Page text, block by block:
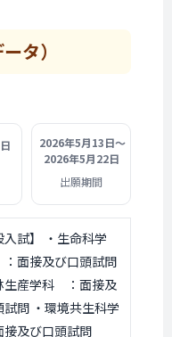
タ）
2026年5月13日〜
2026年5月22日
出願期間
入試】 ・生命科学
接及び口頭試問
生産学科 ：面接及
試問 ・環境共生科学
接及び口頭試問